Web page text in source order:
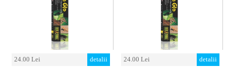
24.00 Lei detalii 24.00 Lei detalii